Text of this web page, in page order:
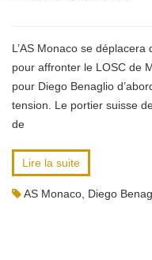
L’AS Monaco se
pour affronter le LOSC de
pour Diego Benaglio
tension. Le portier suisse
de
Lire la suite
AS Monaco Diego